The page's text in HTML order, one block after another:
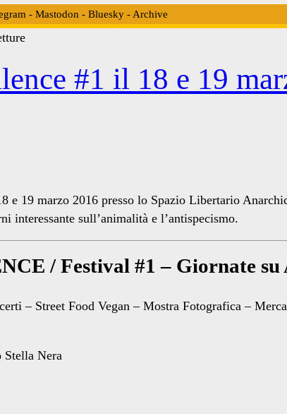
- Mastodon - Bluesky- Archive
span>
#1 il 18 e 19
e 19 marzo 2016 presso lo Spazio Libertario
interessante sull’animalità e l’antispecismo.
/ Festival #1 – Giornate
– Street Food Vegan – Mostra Fotografica –
Stella Nera